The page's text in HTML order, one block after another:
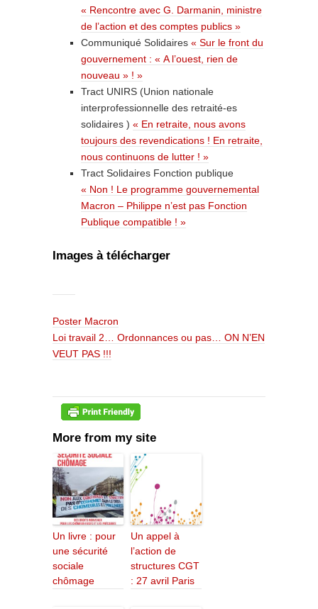
« Rencontre avec G. Darmanin, ministre
de l’action et des comptes publics »
Communiqué Solidaires « Sur le front du
gouvernement : « A l’ouest, rien de
nouveau » ! »
Tract UNIRS (Union nationale
interprofessionnelle des retraité-es
solidaires ) « En retraite, nous avons
toujours des revendications ! En retraite,
nous continuons de lutter ! »
Tract Solidaires Fonction publique
« Non ! Le programme gouvernemental
Macron – Philippe n’est pas Fonction
Publique compatible ! »
Images à télécharger
Poster Macron
Loi travail 2… Ordonnances ou pas… ON N’EN
VEUT PAS !!!
More from my site
Un livre : pour
une sécurité
sociale
chômage
Un appel à
l’action de
structures CGT
: 27 avril Paris